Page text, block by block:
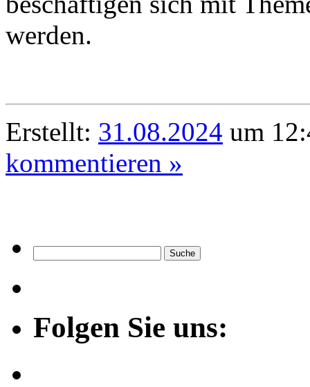
werden.
Erstellt: 31.08.2024 um
kommentieren »
Folgen Sie uns: